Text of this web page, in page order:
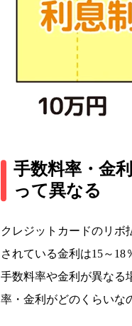
手数料率・金
って異なる
クレジットカードのリボ
されている金利は15～18
手数料率や金利が異なる
率・金利がどのくらいな